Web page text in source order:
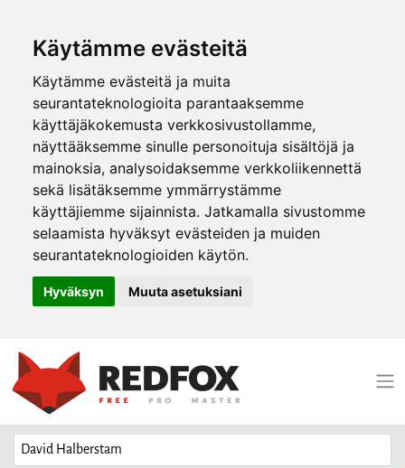
Käytämme evästeitä
Käytämme evästeitä ja muita
seurantateknologioita parantaaksemme
käyttäjäkokemusta verkkosivustollamme,
näyttääksemme sinulle personoituja sisältöjä ja
mainoksia, analysoidaksemme verkkoliikennettä
sekä lisätäksemme ymmärrystämme
käyttäjiemme sijainnista. Jatkamalla sivustomme
selaamista hyväksyt evästeiden ja muiden
seurantateknologioiden käytön.
Hyväksyn Muuta asetuksiani